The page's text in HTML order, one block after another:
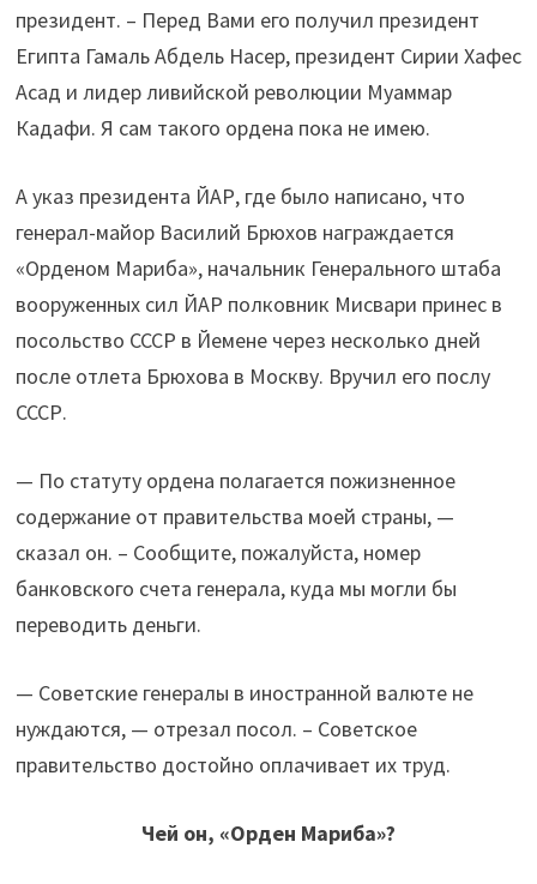
президент. – Перед Вами его получил президент
Египта Гамаль Абдель Насер, президент Сирии Хафес
Асад и лидер ливийской революции Муаммар
Кадафи. Я сам такого ордена пока не имею.
А указ президента ЙАР, где было написано, что
генерал-майор Василий Брюхов награждается
«Орденом Мариба», начальник Генерального штаба
вооруженных сил ЙАР полковник Мисвари принес в
посольство СССР в Йемене через несколько дней
после отлета Брюхова в Москву. Вручил его послу
СССР.
— По статуту ордена полагается пожизненное
содержание от правительства моей страны, —
сказал он. – Сообщите, пожалуйста, номер
банковского счета генерала, куда мы могли бы
переводить деньги.
— Советские генералы в иностранной валюте не
нуждаются, — отрезал посол. – Советское
правительство достойно оплачивает их труд.
Чей он, «Орден Мариба»?